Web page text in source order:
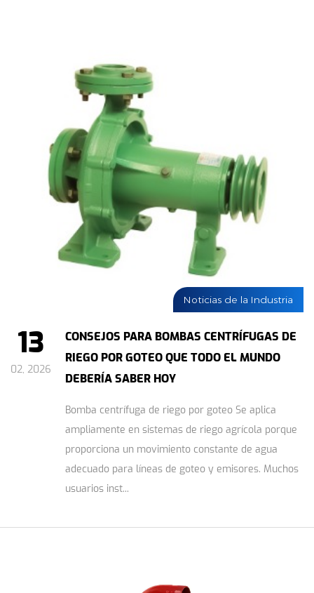
Noticias de la Industria
13
02, 2026
CONSEJOS PARA BOMBAS CENTRÍFUGAS DE
RIEGO POR GOTEO QUE TODO EL MUNDO
DEBERÍA SABER HOY
Bomba centrífuga de riego por goteo Se aplica
ampliamente en sistemas de riego agrícola porque
proporciona un movimiento constante de agua
adecuado para líneas de goteo y emisores. Muchos
usuarios inst...